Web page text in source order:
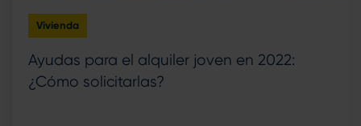
Vivienda
Ayudas para el alquiler joven en 2022:
¿Cómo solicitarlas?